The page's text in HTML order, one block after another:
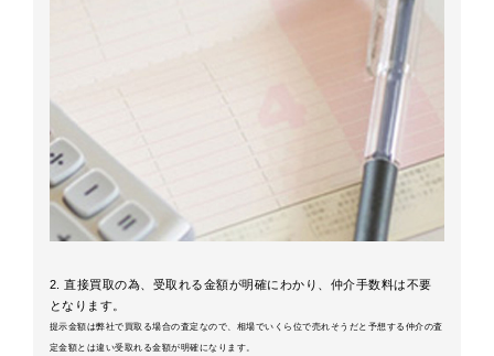
2. 直接買取の為、受取れる金額が明確にわかり、仲介手数料は不要
となります。
提示金額は弊社で買取る場合の査定なので、相場でいくら位で売れそうだと予想する仲介の査
定金額とは違い受取れる金額が明確になります。